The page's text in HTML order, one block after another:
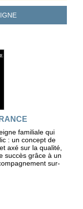
familiale qui
: un concept de
axé sur la qualité,
succès grâce à un
sur-